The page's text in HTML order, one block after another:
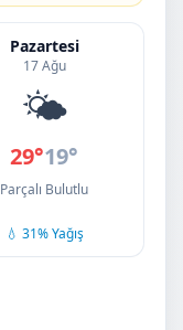
Pazartesi
17 Ağu
🌤️
29°19°
Parçalı Bulutlu
💧 31% Yağış